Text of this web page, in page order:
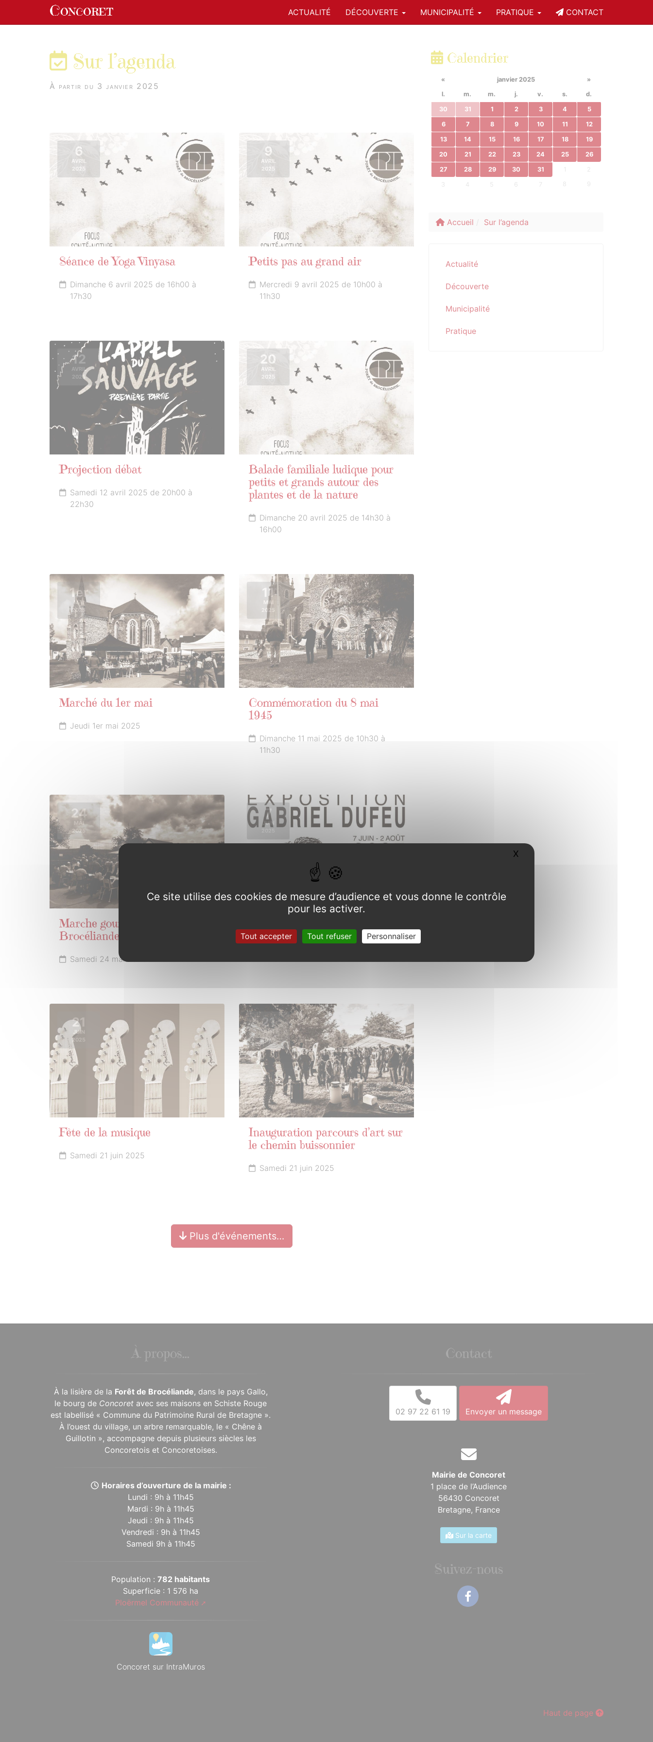
Concoret ACTUALITÉ DÉCOUVERTE MUNICIPALITÉ PRATIQUE CONTACT
Sur l’agenda
À partir du 3 janvier 2025
6
AVRIL
2025
Séance de Yoga Vinyasa
Dimanche 6 avril 2025 de 16h00 à
17h30
9
AVRIL
2025
Petits pas au grand air
Mercredi 9 avril 2025 de 10h00 à
11h30
12
AVRIL
2025
Projection débat
Samedi 12 avril 2025 de 20h00 à
22h30
20
AVRIL
2025
Balade familiale ludique pour
petits et grands autour des
plantes et de la nature
Dimanche 20 avril 2025 de 14h30 à
16h00
1er
MAI
2025
Marché du 1er mai
Jeudi 1er mai 2025
11
MAI
2025
Commémoration du 8 mai
1945
Dimanche 11 mai 2025 de 10h30 à
11h30
24
MAI
2025
Marche gourmande de
Brocéliande
Samedi 24 mai 2025
7
JUIN
Du 7 juin au 2 août 2025
21
JUIN
2025
Fête de la musique
Samedi 21 juin 2025
21
JUIN
2025
Inauguration parcours d’art sur
le chemin buissonnier
Samedi 21 juin 2025
Plus d'événements…
Calendrier
« janvier 2025
»
l.
m. m. j. v. s. d.
30 31 1 2 3 4 5
6 7 8 9 10 11 12
13 14 15 16 17 18 19
20 21 22 23 24 25 26
27 28 29 30 31 1 2
3 4 5 6 7 8 9
Accueil Sur l’agenda
Actualité
Découverte
Municipalité
Pratique
À propos...
À la lisière de la Forêt de Brocéliande, dans le pays Gallo,
le bourg de Concoret avec ses maisons en Schiste Rouge
est labellisé « Commune du Patrimoine Rural de Bretagne ».
À l’ouest du village, un arbre remarquable, le « Chêne à
Guillotin », accompagne depuis plusieurs siècles les
Concoretois et Concoretoises.
Horaires d’ouverture de la mairie :
Lundi : 9h à 11h45
Mardi : 9h à 11h45
Jeudi : 9h à 11h45
Vendredi : 9h à 11h45
Samedi 9h à 11h45
Population :782 habitants
Superficie : 1 576 ha
Ploërmel Communauté
Concoret sur IntraMuros
Contact
02 97 22 61 19 Envoyer un message
Mairie de Concoret
1 place de l’Audience
56430 Concoret
Bretagne, France
Sur la carte
Suivez-nous
Haut de page
Panneau de gestion des cookies
Ce site utilise des cookies de mesure d’audience et vous donne le contrôle
pour les activer.
Tout accepter Tout refuser Personnaliser
X Masquer le bandeau des cookies